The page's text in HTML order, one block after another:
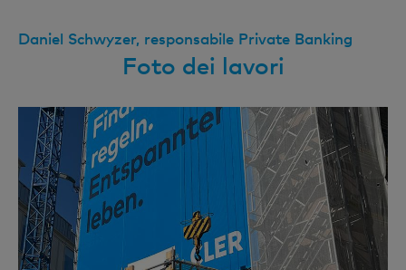
Daniel Schwyzer, responsabile Private Banking
Foto dei lavori